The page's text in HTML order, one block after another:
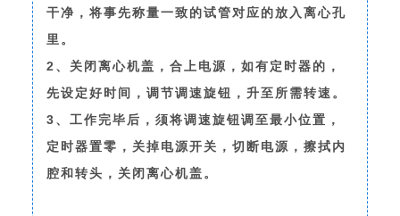
干净，将事先称量一致的试管对应的放入离心孔
里。
2、关闭离心机盖，合上电源，如有定时器的，
先设定好时间，调节调速旋钮，升至所需转速。
3、工作完毕后，须将调速旋钮调至最小位置，
定时器置零，关掉电源开关，切断电源，擦拭内
腔和转头，关闭离心机盖。